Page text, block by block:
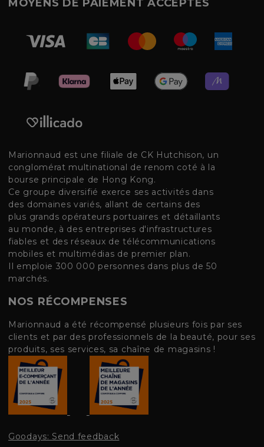
MOYENS DE PAIEMENT ACCEPTÉS
Marionnaud est une filiale de CK Hutchison, un
conglomérat multinational de renom coté à la
bourse principale de Hong Kong.
Ce groupe diversifié exerce ses activités dans
des domaines variés, allant de certains des
plus grands opérateurs portuaires et détaillants
au monde, à des entreprises d'infrastructures
fiables et des réseaux de télécommunications
mobiles et multimédias de premier plan.
Il emploie 300 000 personnes dans plus de 50
marchés.
NOS RÉCOMPENSES
Marionnaud a été récompensé plusieurs fois par ses
clients et par des professionnels de la beauté, pour ses
produits, ses services, sa chaîne de magasins !
Goodays: Send feedback